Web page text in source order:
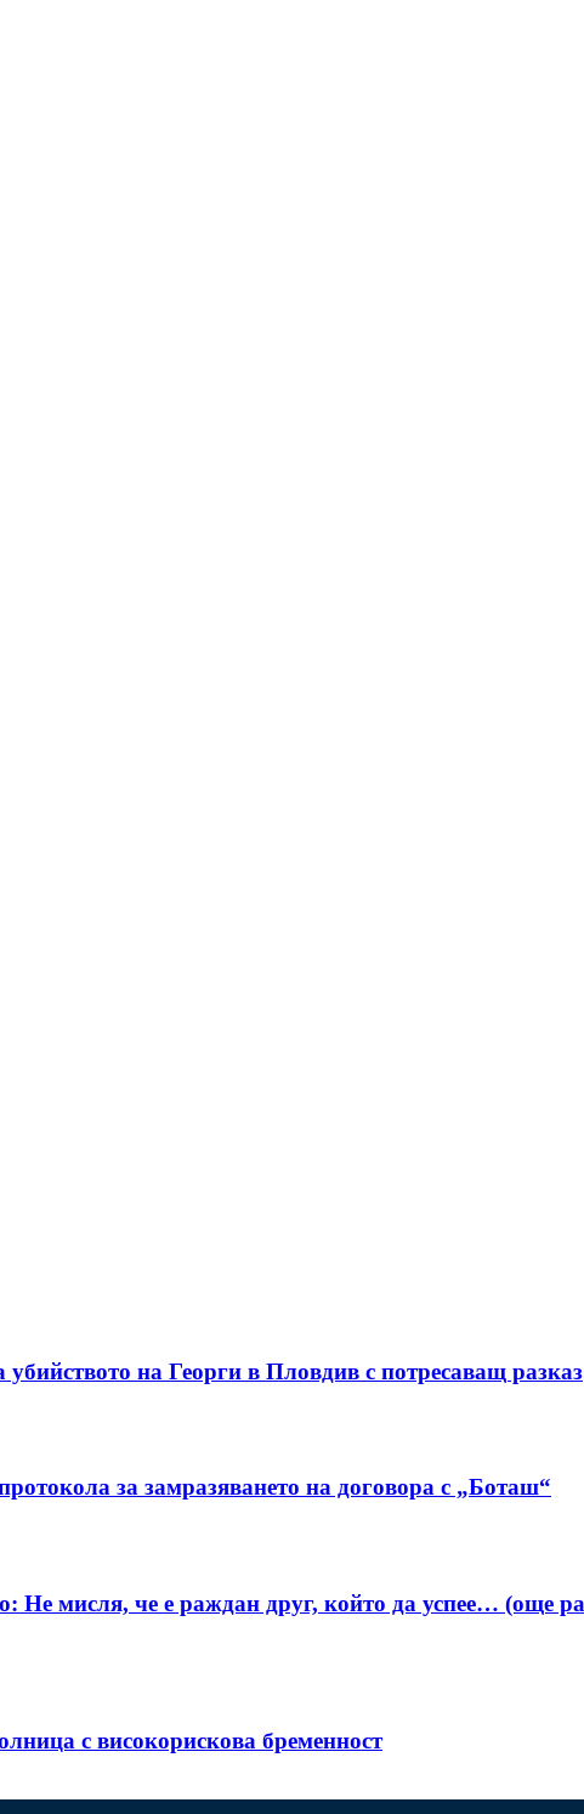
на Георги в Пловдив с потресаващ разказ
за замразяването на договора с „Боташ“
Не мисля, че е раждан друг, който да успее… (още
с високорискова бременност